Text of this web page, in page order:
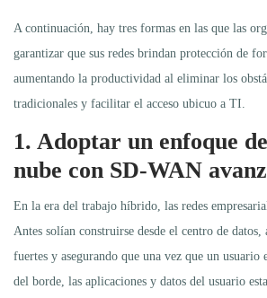
A continuación, hay tres formas en las que las
garantizar que sus redes brindan protección de
aumentando la productividad al eliminar los
tradicionales y facilitar el acceso ubicuo a TI.
1. Adoptar un enfoque
nube con SD-WAN
En la era del trabajo híbrido, las redes
Antes solían construirse desde el centro de datos,
fuertes y asegurando que una vez que un usuario
del borde, las aplicaciones y datos del usuario